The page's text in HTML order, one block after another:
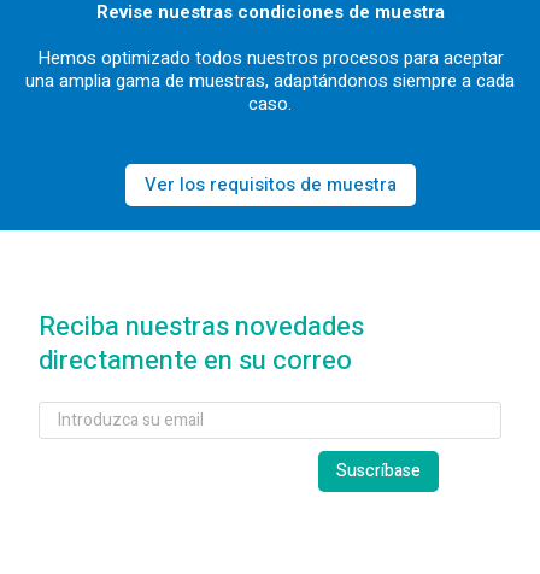
Revise nuestras condiciones de muestra
Hemos optimizado todos nuestros procesos para aceptar
una amplia gama de muestras, adaptándonos siempre a cada
caso.
Ver los requisitos de muestra
Reciba nuestras novedades
directamente en su correo